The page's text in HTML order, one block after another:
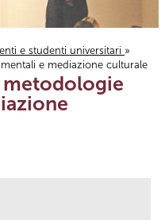
e studenti universitari »
e mediazione culturale